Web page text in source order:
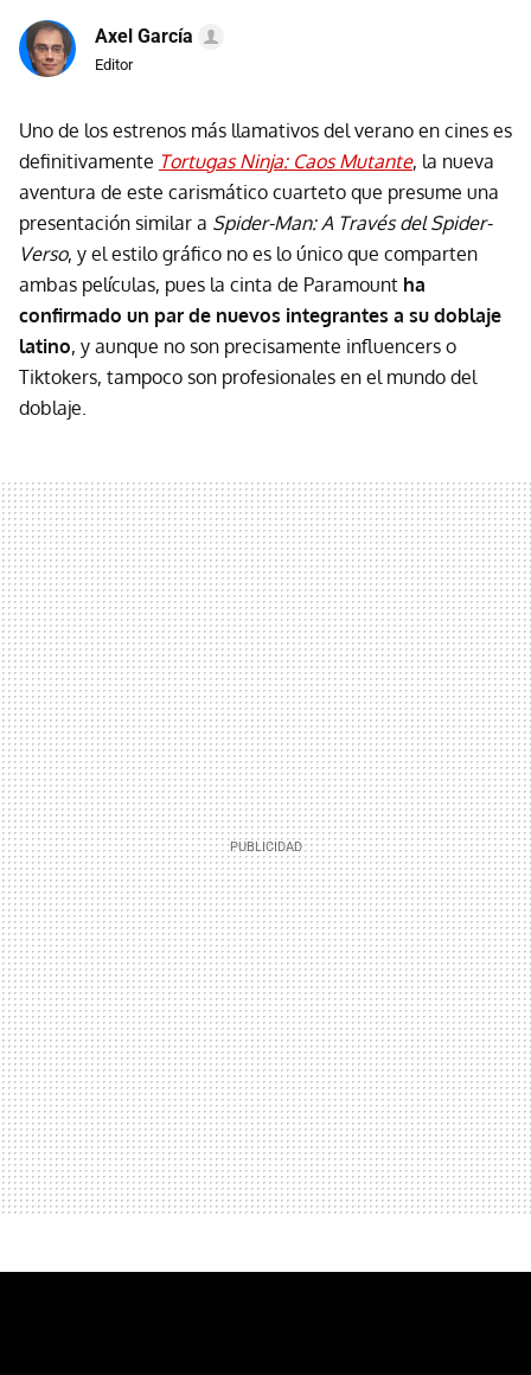
Axel García
Editor
Uno de los estrenos más llamativos del verano en cines es
definitivamente Tortugas Ninja: Caos Mutante, la nueva
aventura de este carismático cuarteto que presume una
presentación similar a Spider-Man: A Través del Spider-
Verso, y el estilo gráfico no es lo único que comparten
ambas películas, pues la cinta de Paramount ha
confirmado un par de nuevos integrantes a su doblaje
latino, y aunque no son precisamente influencers o
Tiktokers, tampoco son profesionales en el mundo del
doblaje.